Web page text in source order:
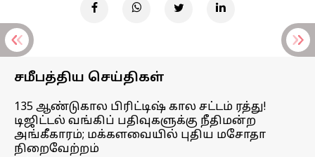
சமீபத்திய செய்திகள்
135 ஆண்டுகால பிரிட்டிஷ் கால சட்டம் ரத்து!
டிஜிட்டல் வங்கிப் பதிவுகளுக்கு நீதிமன்ற
அங்கீகாரம்; மக்களவையில் புதிய மசோதா
நிறைவேற்றம்